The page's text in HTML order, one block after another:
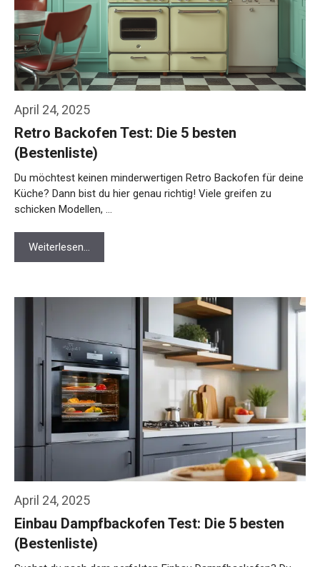
April 24, 2025
Retro Backofen Test: Die 5 besten
(Bestenliste)
Du möchtest keinen minderwertigen Retro Backofen für deine
Küche? Dann bist du hier genau richtig! Viele greifen zu
schicken Modellen, …
Weiterlesen…
April 24, 2025
Einbau Dampfbackofen Test: Die 5 besten
(Bestenliste)